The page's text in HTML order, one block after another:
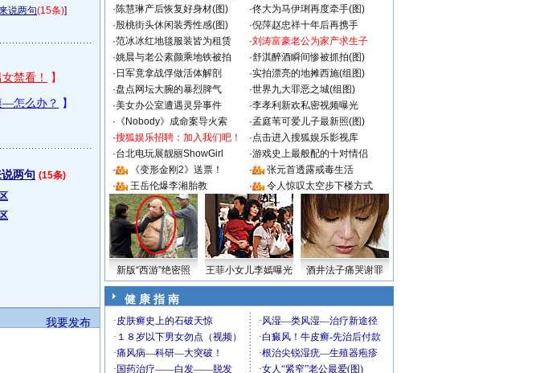
说两句(15条)]
两句 (15条)
我要发布
·陈慧琳产后恢复好身材(图) ·佟大为马伊琍再度牵手(图)
·殷桃街头休闲装秀性感(图) ·倪萍赵忠祥十年后再携手
·范冰冰红地毯服装皆为租赁 ·刘涛富豪老公为家产求生子
·姚晨与老公素颜乘地铁被拍 ·舒淇醉酒瞬间惨被抓拍(图)
· 日军竟拿战俘做活体解剖 ·实拍漂亮的地摊西施(组图)
·盘点网坛大腕的暴烈脾气 ·世界九大罪恶之城(组图)
·美女办公室遭遇灵异事件 ·李孝利新欢私密视频曝光
· 《Nobody》成命案导火索 ·孟庭苇可爱儿子最新照(图)
·搜狐娱乐招聘：加入我们吧！ ·点击进入搜狐娱乐影视库
·台北电玩展靓丽ShowGirl ·游戏史上最般配的十对情侣
·
《变形金刚2》送票！ ·
张元首透露戒毒生活
·
王岳伦爆李湘胎教 · 令人惊叹太空步下楼方式
新版“西游”绝密照 王菲小女儿李嫣曝光 酒井法子痛哭谢罪
健 康 指 南